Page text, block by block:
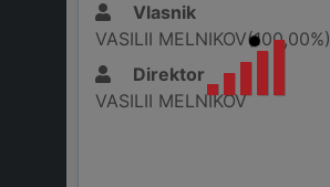
Vlasnik
VASILII MELNIKOV(100,00%)
Direktor
VASILII MELNIKOV